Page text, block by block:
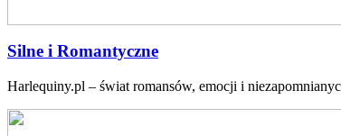
Silne i Romantyczne
Harlequiny.pl – świat romansów, emocji i